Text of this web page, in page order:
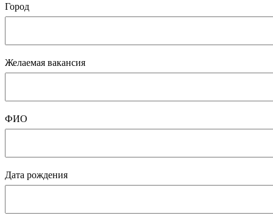
Город
Желаемая вакансия
ФИО
Дата рождения